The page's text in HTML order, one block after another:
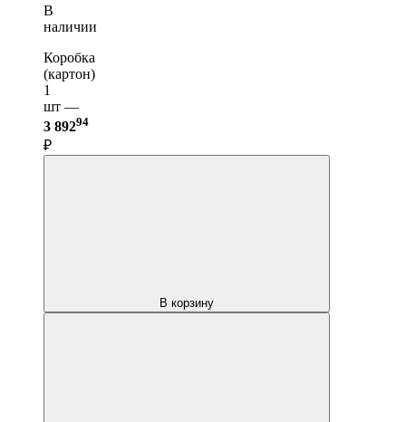
В
наличии
Коробка
(картон)
1
шт —
3 89294
₽
В корзину